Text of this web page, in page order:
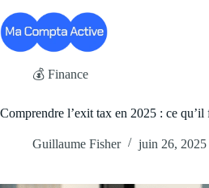
au
contenu
💰 Finance
Comprendre l’exit tax en 2025 : ce qu’il
Guillaume Fisher juin 26, 2025